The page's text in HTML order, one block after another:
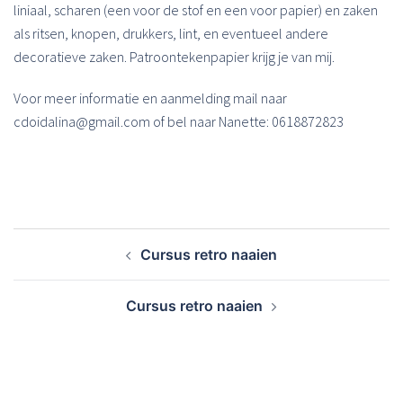
liniaal, scharen (een voor de stof en een voor papier) en zaken
als ritsen, knopen, drukkers, lint, en eventueel andere
decoratieve zaken. Patroontekenpapier krijg je van mij.
Voor meer informatie en aanmelding mail naar
cdoidalina@gmail.com of bel naar Nanette: 0618872823
Cursus retro naaien
Cursus retro naaien